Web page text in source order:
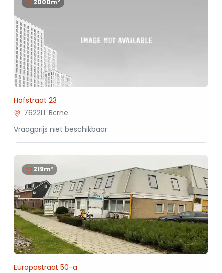
2000m²
Hofstraat 23
7622LL Borne
Vraagprijs niet beschikbaar
219m²
Europastraat 50-a